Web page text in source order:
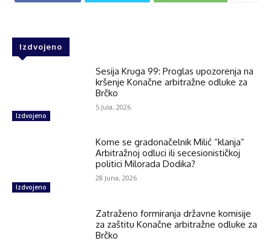
Izdvojeno
Izdvojeno
Sesija Kruga 99: Proglas upozorenja na
kršenje Konačne arbitražne odluke za
Brčko
5 Jula, 2026
Izdvojeno
Kome se gradonačelnik Milić “klanja”
Arbitražnoj odluci ili secesionističkoj
politici Milorada Dodika?
28 Juna, 2026
Zatraženo formiranja državne komisije
za zaštitu Konačne arbitražne odluke za
Brčko